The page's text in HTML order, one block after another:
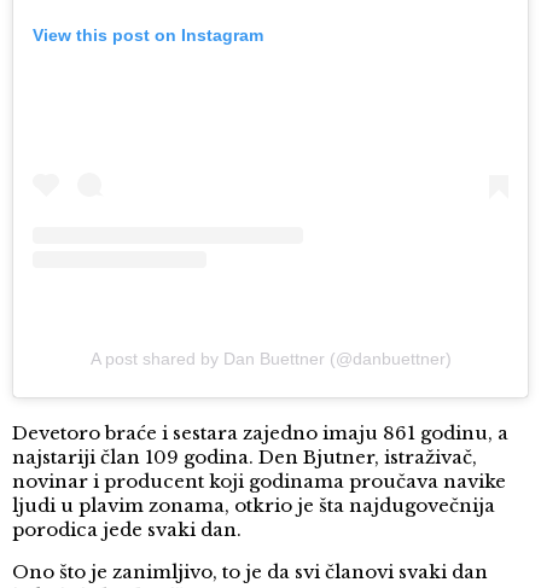
View this post on Instagram
A post shared by Dan Buettner (@danbuettner)
Devetoro braće i sestara zajedno imaju 861 godinu, a
najstariji član 109 godina. Den Bjutner, istraživač,
novinar i producent koji godinama proučava navike
ljudi u plavim zonama, otkrio je šta najdugovečnija
porodica jede svaki dan.
Ono što je zanimljivo, to je da svi članovi svaki dan